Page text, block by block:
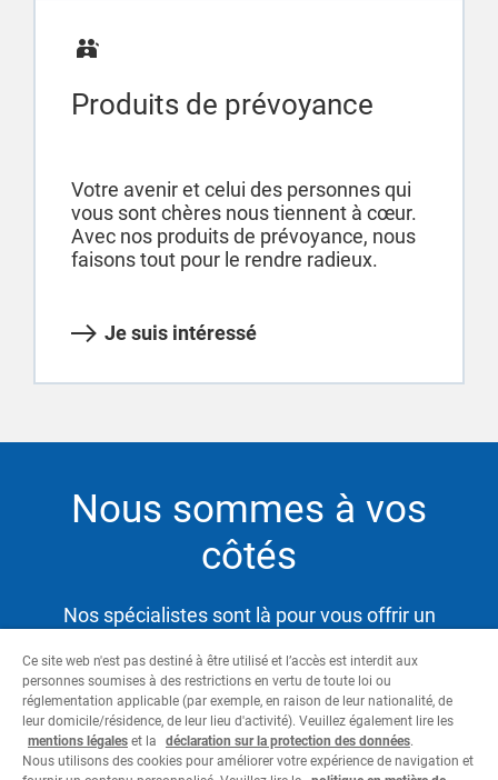
Produits de prévoyance
Votre avenir et celui des personnes qui
vous sont chères nous tiennent à cœur.
Avec nos produits de prévoyance, nous
faisons tout pour le rendre radieux.
Je suis intéressé
Nous sommes à vos
côtés
Nos spécialistes sont là pour vous offrir un
besoins tout en vous aidant à atteindre vos
objectifs.
Contactez-nous
Ce site web n'est pas destiné à être utilisé et l’accès est interdit aux
personnes soumises à des restrictions en vertu de toute loi ou
réglementation applicable (par exemple, en raison de leur nationalité, de
leur domicile/résidence, de leur lieu d'activité). Veuillez également lire les
mentions légales et la déclaration sur la protection des données.
Nous utilisons des cookies pour améliorer votre expérience de navigation et